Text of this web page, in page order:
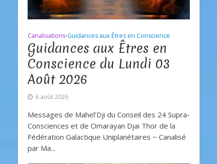
Canalisations•Guidances aux Êtres en Conscience
Guidances aux Êtres en
Conscience du Lundi 03
Août 2026
6 août 2026
Messages de Mahel’Dji du Conseil des 24 Supra-
Consciences et de Omarayan Djai Thor de la
Fédération Galactique Uniplanétaires ~ Canalisé
par Ma...